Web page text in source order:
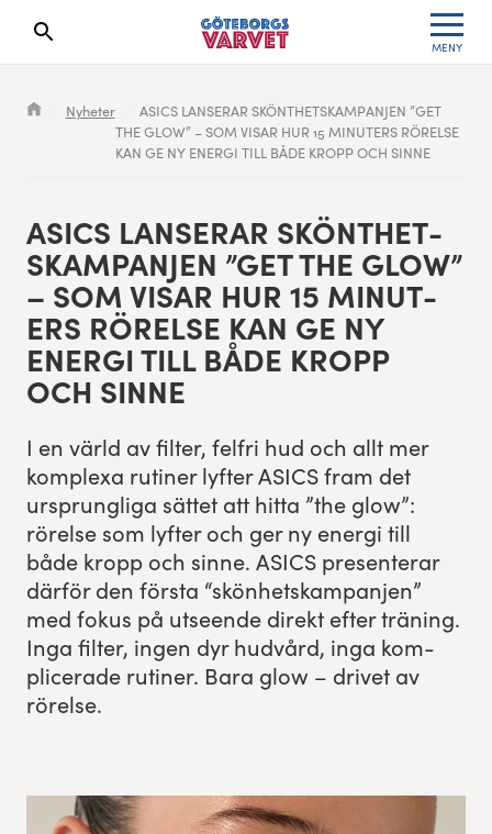
MENY
Sökresultaten dyker upp här
Nyheter
ASICS LANSERAR SKÖNTHETSKAMPANJEN ”GET
THE GLOW” – SOM VISAR HUR 15 MINUTERS RÖRELSE
KAN GE NY ENERGI TILL BÅDE KROPP OCH SINNE
ASICS LANSER­AR SKÖN­THET­
SKAM­PAN­JEN ”GETTHE GLOW”
– SOM VIS­AR HUR 15 MINUT­
ERS RÖRELSE KAN GE NY
ENER­GITILL BÅDE KROPP
OCH SINNE
I en värld av fil­ter, fel­fri hud och allt mer
kom­plexa ruti­n­er lyfterASICSfram det
ursprung­li­ga sät­tet att hit­ta ”the glow”:
rörelse som lyfter och ger ny ener­gi till
både kropp och sinne. ASICSpre­sen­ter­ar
där­för den förs­ta “skön­het­skam­pan­jen”
med fokus på utseende direkt efter trän­ing.
Inga fil­ter, ingen dyr hud­vård, inga kom­
plicer­ade ruti­n­er. Bara glow – dri­vet av
rörelse.
Deltagarinformation
Bana
Göteborgsvarvet Expo
Löparinspiration och träning
Göteborgsvarvet familjeområde
Res, bo, upplev
Hållbarhet
Göteborgsvarvets historia
Funktionär/Volontär
Stafettvarvet
Minivarvet
Lilla Varvet
Varvetmilen
Evenemangs- & mediepartners
Partners Varvetveckan
Partnerportal
Resultatarkiv